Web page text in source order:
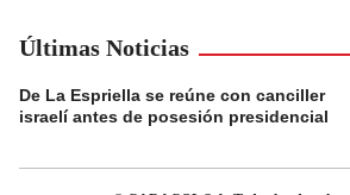
Últimas Noticias
De La Espriella se reúne con canciller
israelí antes de posesión presidencial